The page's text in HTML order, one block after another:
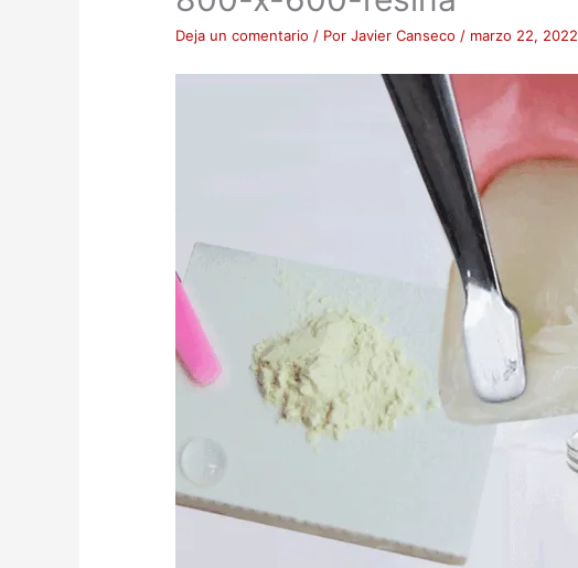
Deja un comentario / Por Javier Canseco / marzo 22, 2022